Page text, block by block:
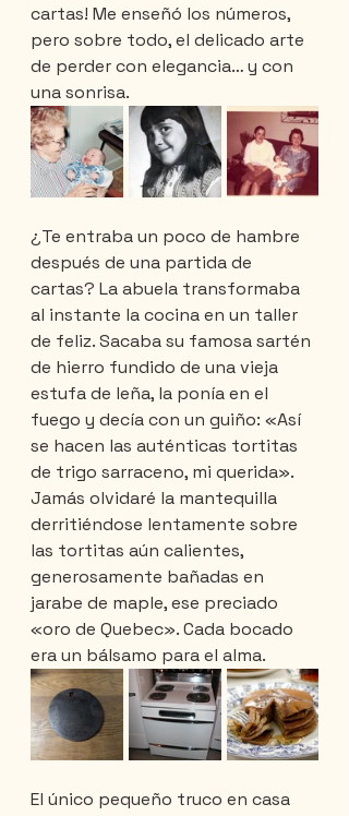
cartas! Me enseñó los números,
pero sobre todo, el delicado arte
de perder con elegancia… y con
una sonrisa.
¿Te entraba un poco de hambre
después de una partida de
cartas? La abuela transformaba
al instante la cocina en un taller
de feliz. Sacaba su famosa sartén
de hierro fundido de una vieja
estufa de leña, la ponía en el
fuego y decía con un guiño: «Así
se hacen las auténticas tortitas
de trigo sarraceno, mi querida».
Jamás olvidaré la mantequilla
derritiéndose lentamente sobre
las tortitas aún calientes,
generosamente bañadas en
jarabe de maple, ese preciado
«oro de Quebec». Cada bocado
era un bálsamo para el alma.
El único pequeño truco en casa